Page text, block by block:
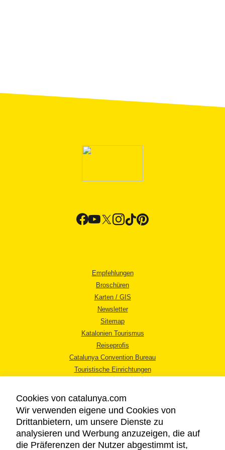
Empfehlungen
Broschüren
Karten / GIS
Newsletter
Sitemap
Katalonien Tourismus
Reiseprofis
Catalunya Convention Bureau
Touristische Einrichtungen
Cookies von catalunya.com
Wir verwenden eigene und Cookies von
Drittanbietern, um unsere Dienste zu
analysieren und Werbung anzuzeigen, die auf
die Präferenzen der Nutzer abgestimmt ist,